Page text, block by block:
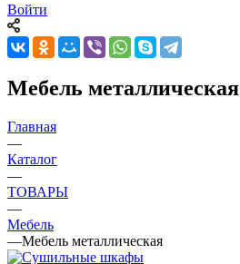
Войти
Мебель металлическая
Главная
—
Каталог
—
ТОВАРЫ
—
Мебель
—Мебель металлическая